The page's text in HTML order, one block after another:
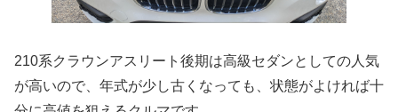
210系クラウンアスリート後期は高級セダンとしての人気
が高いので、年式が少し古くなっても、状態がよければ十